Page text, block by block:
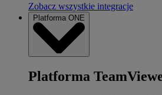
Zobacz wszystkie integracje
Platforma ONE
Platforma